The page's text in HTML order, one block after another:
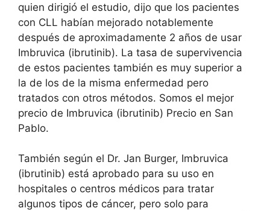
quien dirigió el estudio, dijo que los pacientes
con CLL habían mejorado notablemente
después de aproximadamente 2 años de usar
Imbruvica (ibrutinib). La tasa de supervivencia
de estos pacientes también es muy superior a
la de los de la misma enfermedad pero
tratados con otros métodos. Somos el mejor
precio de Imbruvica (ibrutinib) Precio en San
Pablo.
También según el Dr. Jan Burger, Imbruvica
(ibrutinib) está aprobado para su uso en
hospitales o centros médicos para tratar
algunos tipos de cáncer, pero solo para